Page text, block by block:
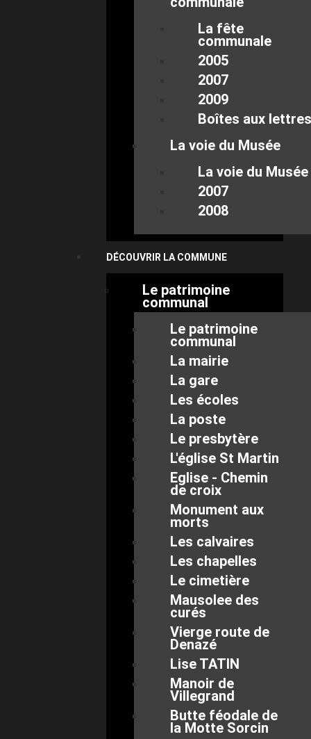
La fête
communale
2005
2007
2009
Boîtes aux lettres
La voie du Musée
La voie du Musée
2007
2008
DÉCOUVRIR LA COMMUNE
Le patrimoine
communal
Le patrimoine
communal
La mairie
La gare
Les écoles
La poste
Le presbytère
L'église St Martin
Eglise - Chemin
de croix
Monument aux
morts
Les calvaires
Les chapelles
Le cimetière
Mausolee des
curés
Vierge route de
Denazé
Lise TATIN
Manoir de
Villegrand
Butte féodale de
la Motte Sorcin